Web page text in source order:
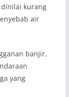
dinilai kurang
air
banjir,
yang